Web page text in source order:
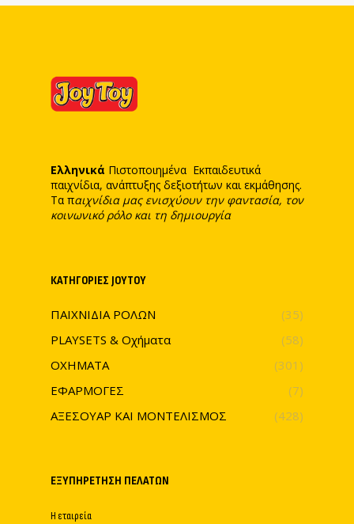
Ελληνικά Πιστοποιημένα Εκπαιδευτικά
παιχνίδια, ανάπτυξης δεξιοτήτων και εκμάθησης.
Τα παιχνίδια μας ενισχύουν την φαντασία, τον
κοινωνικό ρόλο και τη δημιουργία
ΚΑΤΗΓΟΡΊΕΣ JOYTOY
ΠΑΙΧΝΙΔΙΑ ΡΟΛΩΝ
(35)
PLAYSETS & Οχήματα
(58)
ΟΧΗΜΑΤΑ
(301)
ΕΦΑΡΜΟΓΕΣ
(7)
ΑΞΕΣΟΥΑΡ ΚΑΙ ΜΟΝΤΕΛΙΣΜΟΣ
(428)
ΕΞΥΠΗΡΈΤΗΣΗ ΠΕΛΑΤΏΝ
Η εταιρεία